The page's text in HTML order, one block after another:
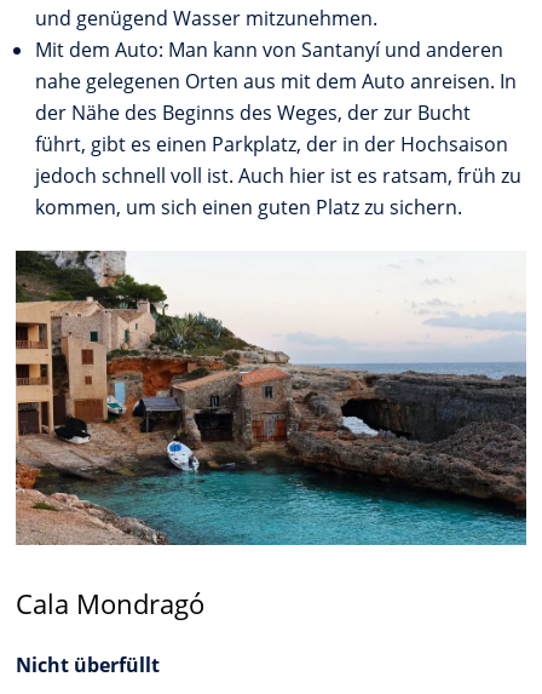
und genügend Wasser mitzunehmen.
Mit dem Auto: Man kann von Santanyí und anderen
nahe gelegenen Orten aus mit dem Auto anreisen. In
der Nähe des Beginns des Weges, der zur Bucht
führt, gibt es einen Parkplatz, der in der Hochsaison
jedoch schnell voll ist. Auch hier ist es ratsam, früh zu
kommen, um sich einen guten Platz zu sichern.
Cala Mondragó
Nicht überfüllt